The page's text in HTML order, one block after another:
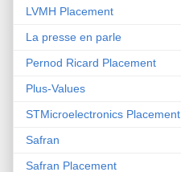
LVMH Placement
La presse en parle
Pernod Ricard Placement
Plus-Values
STMicroelectronics Placement
Safran
Safran Placement